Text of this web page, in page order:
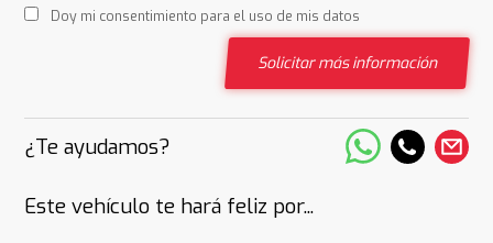
Doy mi consentimiento para el uso de mis datos
Solicitar más información
¿Te ayudamos?
Este vehículo te hará feliz por...